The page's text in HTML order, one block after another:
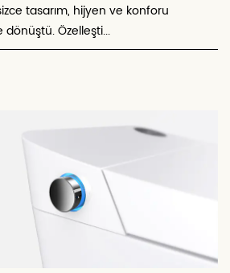
tasarım, hijyen ve konforu
Özelleşti...